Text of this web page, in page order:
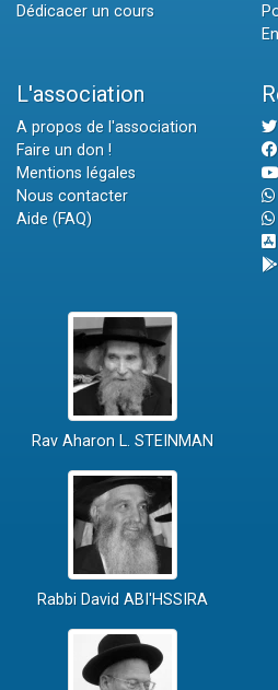
Dédicacer un cours
L'association
A propos de l'association
Faire un don !
Mentions légales
Nous contacter
Aide (FAQ)
Rav Aharon L. STEINMAN
Rabbi David ABI'HSSIRA